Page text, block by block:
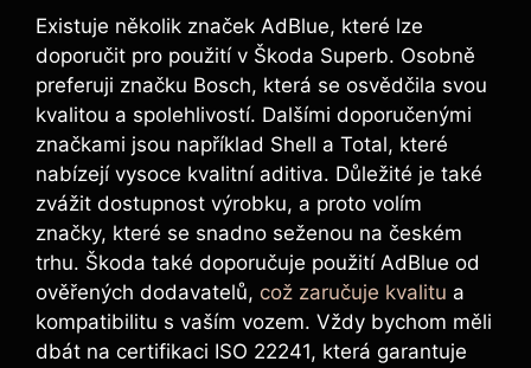
Existuje několik značek AdBlue, které lze
doporučit pro použití v Škoda Superb. Osobně
preferuji značku Bosch, která se osvědčila svou
kvalitou a spolehlivostí. Dalšími doporučenými
značkami jsou například Shell a Total, které
nabízejí vysoce kvalitní aditiva. Důležité je také
zvážit dostupnost výrobku, a proto volím
značky, které se snadno seženou na českém
trhu. Škoda také doporučuje použití AdBlue od
ověřených dodavatelů, což zaručuje kvalitu a
kompatibilitu s vaším vozem. Vždy bychom měli
dbát na certifikaci ISO 22241, která garantuje